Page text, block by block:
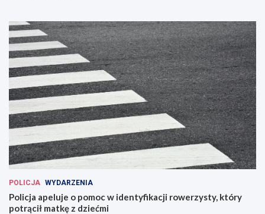
POLICJA WYDARZENIA
Policja apeluje o pomoc w identyfikacji rowerzysty, który
potrącił matkę z dziećmi